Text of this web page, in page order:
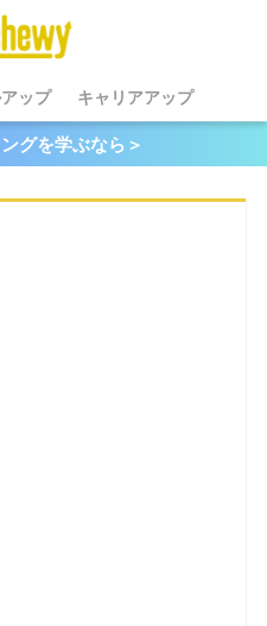
ップ キャリアアップ
グを学ぶなら＞